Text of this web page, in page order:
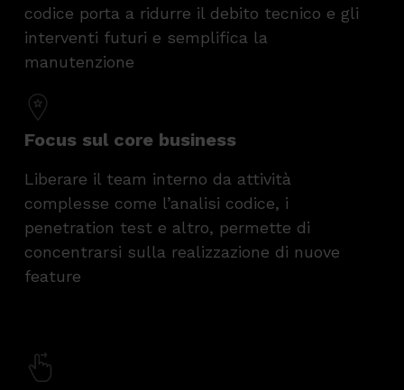
codice porta a ridurre il debito tecnico e gli
interventi futuri e semplifica la
manutenzione
Focus sul core business
Liberare il team interno da attività
complesse come l’analisi codice, i
penetration test e altro, permette di
concentrarsi sulla realizzazione di nuove
feature